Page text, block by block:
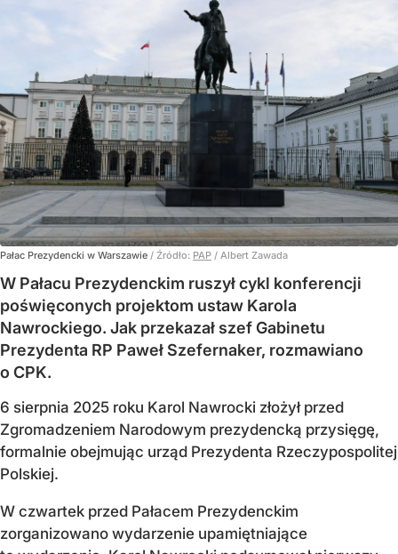
Pałac Prezydencki w Warszawie / Źródło: PAP / Albert Zawada
W Pałacu Prezydenckim ruszył cykl konferencji
poświęconych projektom ustaw Karola
Nawrockiego. Jak przekazał szef Gabinetu
Prezydenta RP Paweł Szefernaker, rozmawiano
o CPK.
6 sierpnia 2025 roku Karol Nawrocki złożył przed
Zgromadzeniem Narodowym prezydencką przysięgę,
formalnie obejmując urząd Prezydenta Rzeczypospolitej
Polskiej.
W czwartek przed Pałacem Prezydenckim
zorganizowano wydarzenie upamiętniające